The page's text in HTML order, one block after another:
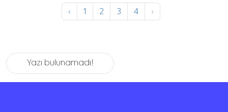
‹ 1 2 3 4 ›
Yazı bulunamadı!